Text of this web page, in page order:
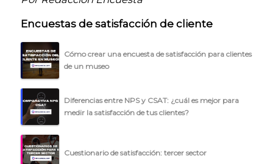
Encuestas de satisfacción de cliente
Cómo crear una encuesta de satisfacción para clientes
de un museo
Diferencias entre NPS y CSAT: ¿cuál es mejor para
medir la satisfacción de tus clientes?
Cuestionario de satisfacción: tercer sector